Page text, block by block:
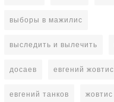
выборы в мажилис
выследить и вылечить
досаев евгений жовтис
евгений танков жовтис